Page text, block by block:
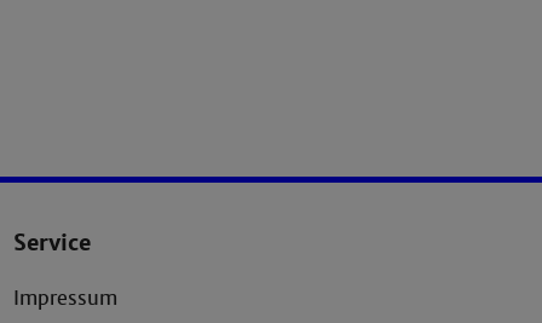
Service
Impressum